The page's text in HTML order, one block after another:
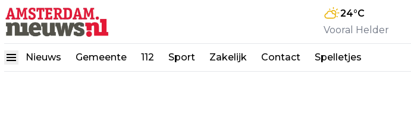
24°C
Vooral Helder
Nieuws Gemeente 112 Sport Zakelijk Contact Spelletjes